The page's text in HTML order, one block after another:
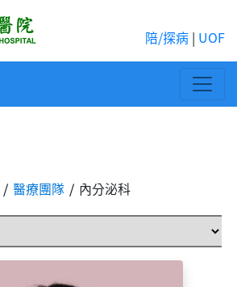
陪/探病 | UOF
醫療團隊 內分泌科